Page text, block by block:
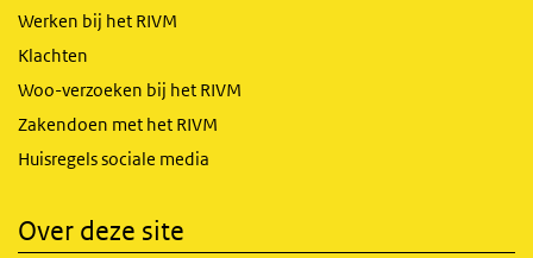
Werken bij het RIVM
Klachten
Woo-verzoeken bij het RIVM
Zakendoen met het RIVM
Huisregels sociale media
Over deze site